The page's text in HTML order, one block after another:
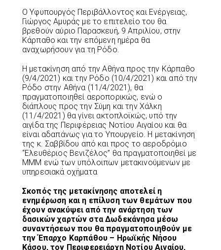
Ο Υφυπουργός Περιβάλλοντος και Ενέργειας,
Γιώργος Αμυράς με το επιτελείο του θα
βρεθούν αύριο Παρασκευή, 9 Απριλίου, στην
Κάρπαθο και την επόμενη ημέρα θα
αναχωρήσουν για τη Ρόδο.
Η μετακίνηση από την Αθήνα προς την Κάρπαθο
(9/4/2021) και την Ρόδο (10/4/2021) και από την
Ρόδο στην Αθήνα (11/4/2021), θα
πραγματοποιηθεί αεροπορικώς, ενώ ο
διάπλους προς την Σύμη και την Χάλκη
(11/4/2021) θα γίνει ακτοπλοϊκώς, υπό την
αιγίδα της Περιφέρειας Νοτίου Αιγαίου και θα
είναι αδαπάνως για το Υπουργείο. Η μετακίνηση
της κ. Σαββίδου από και προς το αεροδρόμιο
“Ελευθέριος Βενιζέλος” θα πραγματοποιηθεί με
ΜΜΜ ενώ των υπόλοιπων μετακινούμενων με
υπηρεσιακά οχήματα
Σκοπός της μετακίνησης αποτελεί η
ενημέρωση και η επίλυση των θεμάτων που
έχουν ανακύψει από την ανάρτηση των
δασικών χαρτών στα Δωδεκάνησα μέσω
συναντήσεων που θα πραγματοποιηθούν με
την Έπαρχο Καρπάθου – Ηρωϊκής Νήσου
Κάσου, τον Περιφερειάρχη Νοτίου Αιγαίου,